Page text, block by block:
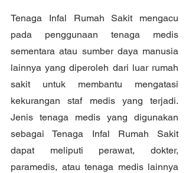
Tenaga Infal Rumah Sakit mengacu
pada penggunaan tenaga medis
sementara atau sumber daya manusia
lainnya yang diperoleh dari luar rumah
sakit untuk membantu mengatasi
kekurangan staf medis yang terjadi.
Jenis tenaga medis yang digunakan
sebagai Tenaga Infal Rumah Sakit
dapat meliputi perawat, dokter,
paramedis, atau tenaga medis lainnya